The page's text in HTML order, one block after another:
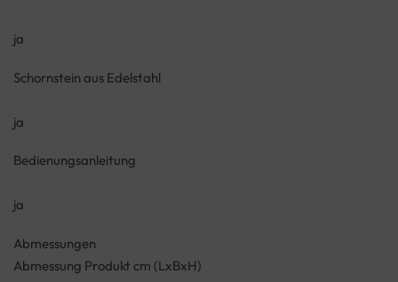
ja
Schornstein aus Edelstahl
ja
Bedienungsanleitung
ja
Abmessungen
Abmessung Produkt cm (LxBxH)